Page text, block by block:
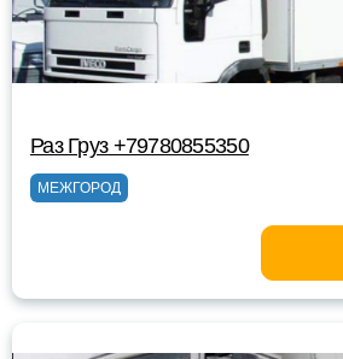
Раз Груз +79780855350
МЕЖГОРОД